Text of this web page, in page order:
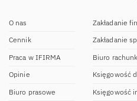
O nas
Cennik
Praca w IFIRMA
Opinie
Biuro prasowe
Zakładanie
Zakładanie
Biuro
Księgowość
Księgowość